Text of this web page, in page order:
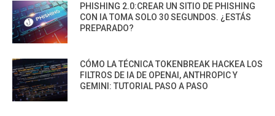
PHISHING 2.0:CREAR UN SITIO DE PHISHING
CON IA TOMA SOLO 30 SEGUNDOS. ¿ESTÁS
PREPARADO?
CÓMO LA TÉCNICA TOKENBREAK HACKEA LOS
FILTROS DE IA DE OPENAI, ANTHROPIC Y
GEMINI: TUTORIAL PASO A PASO